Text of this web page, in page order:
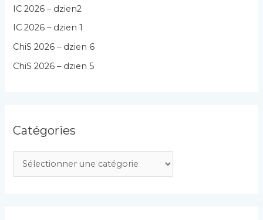
IC 2026 – dzien2
IC 2026 – dzien 1
ChiS 2026 – dzien 6
ChiS 2026 – dzien 5
Catégories
a